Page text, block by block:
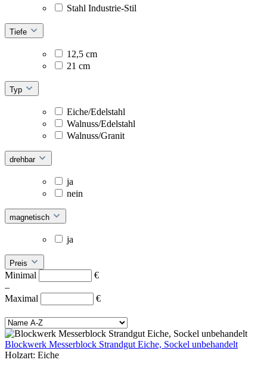
Stahl Industrie-Stil
Tiefe
12,5 cm
21 cm
Typ
Eiche/Edelstahl
Walnuss/Edelstahl
Walnuss/Granit
drehbar
ja
nein
magnetisch
ja
Preis
Minimal
€
–
Maximal
€
Blockwerk Messerblock Strandgut Eiche, Sockel unbehandelt
Holzart: Eiche